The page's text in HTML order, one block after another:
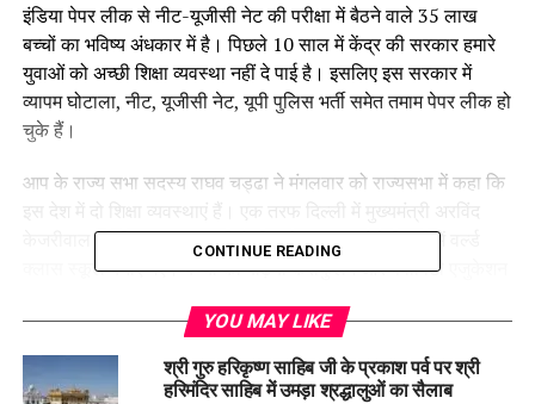
इंडिया पेपर लीक से नीट-यूजीसी नेट की परीक्षा में बैठने वाले 35 लाख
बच्चों का भविष्य अंधकार में है। पिछले 10 साल में केंद्र की सरकार हमारे
युवाओं को अच्छी शिक्षा व्यवस्था नहीं दे पाई है। इसलिए इस सरकार में
व्यापम घोटाला, नीट, यूजीसी नेट, यूपी पुलिस भर्ती समेत तमाम पेपर लीक हो
चुके हैं।
आप के राज्य सभा सदस्य राघव चड्ढा ने मंगलवार को राज्यसभा में कहा कि
केजरीवाल की शिक्षा व्यवस्था की है, जिसके तहत उन्होंने दिल्ली में वर्ल्ड
क्लास स्कूल बनाए गए। बच्चों को बढ़िया करीकुलम और क्वाविटी एजुकेशन
बढ़े। वहीं, एक तरफ दूसरी शिक्षा व्यवस्था है जिसके तहत परीक्षा माफिया
जन्म लेता है जिसके तहत देश के लाखों बच्चों का भविष्य अंधकार की कगार
पर खड़ा है।
CONTINUE READING
YOU MAY LIKE
श्री गुरु हरिकृष्ण साहिब जी के प्रकाश पर्व पर श्री
हरिमंदिर साहिब में उमड़ा श्रद्धालुओं का सैलाब